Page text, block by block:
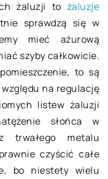
żaluzji to żaluzje
sprawdzą się w
mieć ażurową
szyby całkowicie.
to są
na regulację
listew żaluzji
słońca w
trwałego metalu
czyścić całe
bo niestety wielu